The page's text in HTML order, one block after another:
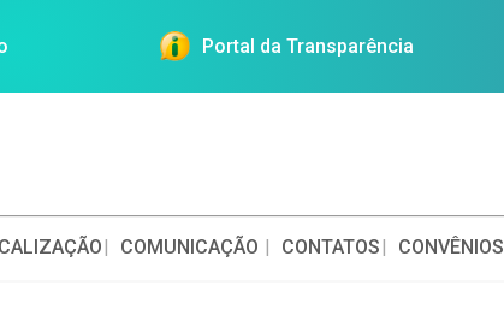
Portal da Transparência
COMUNICAÇÃO CONTATOS CONVÊNIOS